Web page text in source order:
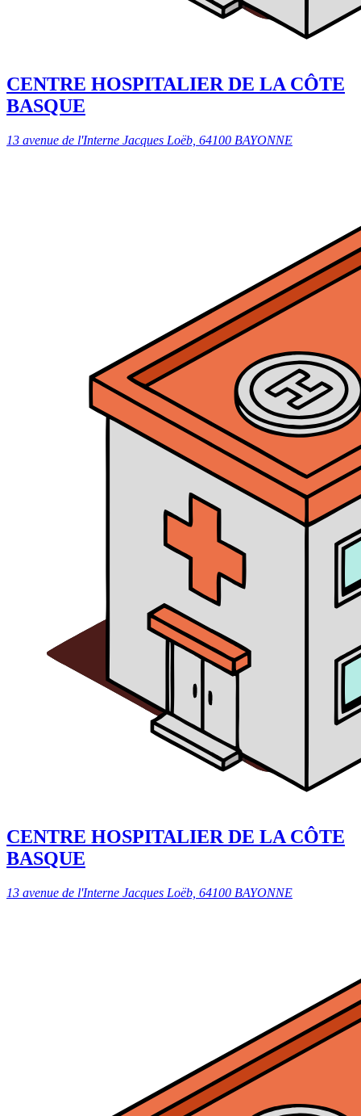
CENTRE HOSPITALIER DE LA CÔTE
BASQUE
13 avenue de l'Interne Jacques Loëb, 64100 BAYONNE
CENTRE HOSPITALIER DE LA CÔTE
BASQUE
13 avenue de l'Interne Jacques Loëb, 64100 BAYONNE